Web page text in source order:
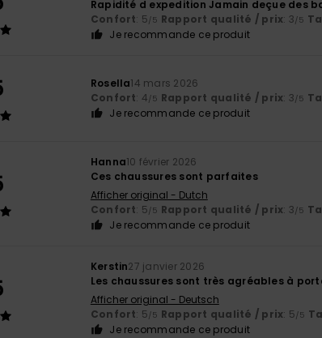
Rapidité d expedition Jamain deçue des
Confort: 5/5 Rapport qualité / prix: 3/5
Je recommande ce produit
Rosella14 mars 2026
Confort: 4/5 Rapport qualité / prix: 3/5
Je recommande ce produit
Hanna10 février 2026
Ces chaussures sont parfaites
Afficher original - Dutch
Confort: 5/5 Rapport qualité / prix: 3/5
Je recommande ce produit
Kerstin27 janvier 2026
Les chaussures sont très agréables à
Afficher original - Deutsch
Confort: 5/5 Rapport qualité / prix: 5/5
Je recommande ce produit